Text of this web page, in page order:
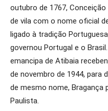
outubro de 1767,
de vila com o nome oficial
ligado à tradição
governou Portugal e o
emancipa de Atibaia
de novembro de 1944, para
de mesmo nome, Bragança
Paulista.